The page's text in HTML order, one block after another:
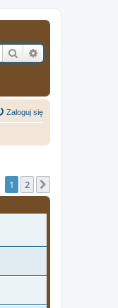
Szukaj
Zaloguj się
1 2